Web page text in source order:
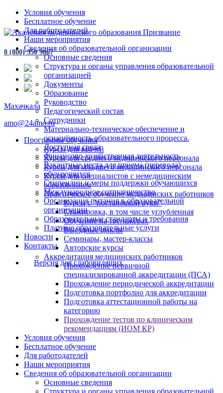
Условия обучения
Бесплатное обучение
Для работодателей
Наши мероприятия
Сведения об образовательной организации
Основные сведения
Структура и органы управления образовательной
организацией
Документы
Образование
Руководство
Педагогический состав
Сотрудники
Материально-техническое обеспечение и
оснащённость образовательного процесса.
Доступная среда
Финансово-хозяйственная деятельность
Вакантные места для приема (перевода)
обучающихся
Стипендии и меры поддержки обучающихся
Международное сотрудничество
Организация питания в образовательной
организации
Образовательные стандарты и требования
Платные образовательные услуги
Новости
Контакты
Версия для слабовидящих
8 (800) 350 9867
Махачкала
amo@24amo.ru
Программы обучения
Курсы для врачей
Курсы для среднего медицинского персонала
Курсы для младшего медицинского персонала
Курсы для специалистов с немедицинским
образованием
Практическое обучение медицинских работников
Курсы с "постановкой руки"
Стажировка, в том числе углубленная
Обучение на тренажёрах
Выездные циклы
Семинары, мастер-классы
Авторские курсы
Аккредитация медицинских работников
Прохождение первичной
специализированной аккредитации (ПСА)
Прохождение периодической аккредитации
Подготовка портфолио для аккредитации
Подготовка аттестационной работы на
категорию
Прохождение тестов по клиническим
рекомендациям (ИОМ КР)
Условия обучения
Бесплатное обучение
Для работодателей
Наши мероприятия
Сведения об образовательной организации
Основные сведения
Структура и органы управления образовательной